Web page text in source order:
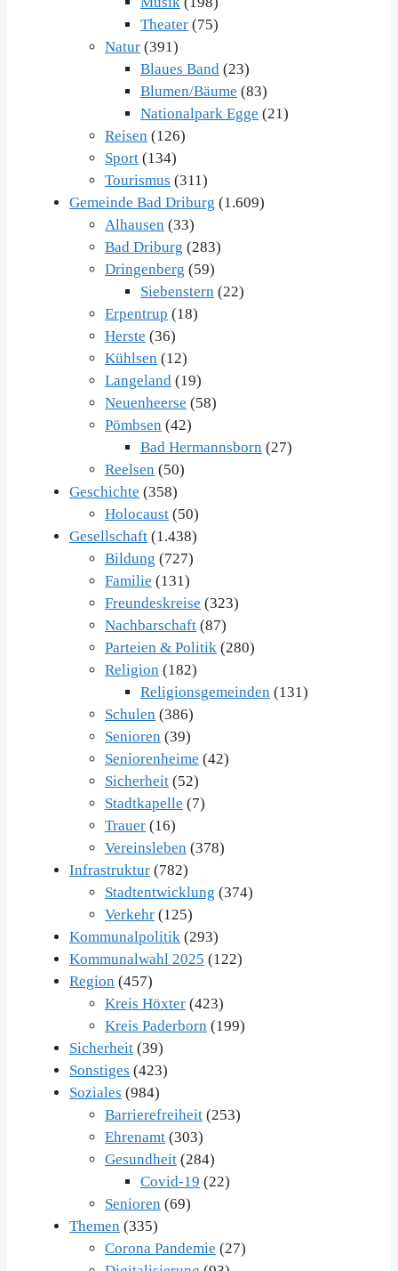
Theater (75)
Natur (391)
Blaues Band (23)
Blumen/Bäume (83)
Nationalpark Egge (21)
Reisen (126)
Sport (134)
Tourismus (311)
Gemeinde Bad Driburg (1.609)
Alhausen (33)
Bad Driburg (283)
Dringenberg (59)
Siebenstern (22)
Erpentrup (18)
Herste (36)
Kühlsen (12)
Langeland (19)
Neuenheerse (58)
Pömbsen (42)
Bad Hermannsborn (27)
Reelsen (50)
Geschichte (358)
Holocaust (50)
Gesellschaft (1.438)
Bildung (727)
Familie (131)
Freundeskreise (323)
Nachbarschaft (87)
Parteien & Politik (280)
Religion (182)
Religionsgemeinden (131)
Schulen (386)
Senioren (39)
Seniorenheime (42)
Sicherheit (52)
Stadtkapelle (7)
Trauer (16)
Vereinsleben (378)
Infrastruktur (782)
Stadtentwicklung (374)
Verkehr (125)
Kommunalpolitik (293)
Kommunalwahl 2025 (122)
Region (457)
Kreis Höxter (423)
Kreis Paderborn (199)
Sicherheit (39)
Sonstiges (423)
Soziales (984)
Barrierefreiheit (253)
Ehrenamt (303)
Gesundheit (284)
Covid-19 (22)
Senioren (69)
Themen (335)
Corona Pandemie (27)